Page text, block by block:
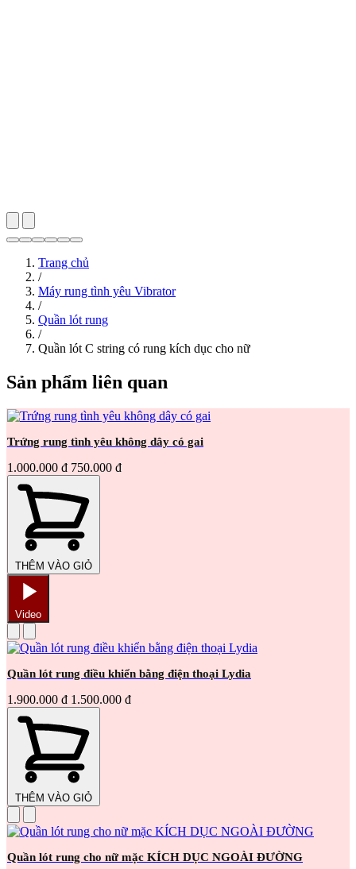
Trang chủ
/
Máy rung tình yêu Vibrator
/
Quần lót rung
/
Quần lót C string có rung kích dục cho nữ
Sản phẩm liên quan
Trứng rung tình yêu không dây có gai
1.000.000 đ 750.000 đ
THÊM VÀO GIỎ
Video
Quần lót rung điều khiển bằng điện thoại Lydia
1.900.000 đ 1.500.000 đ
THÊM VÀO GIỎ
Quần lót rung cho nữ mặc KÍCH DỤC NGOÀI ĐƯỜNG